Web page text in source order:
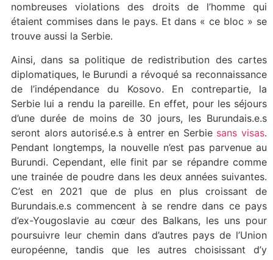
nombreuses violations des droits de l’homme qui
étaient commises dans le pays. Et dans « ce bloc » se
trouve aussi la Serbie.
Ainsi, dans sa politique de redistribution des cartes
diplomatiques, le Burundi a révoqué sa reconnaissance
de l’indépendance du Kosovo. En contrepartie, la
Serbie lui a rendu la pareille. En effet, pour les séjours
d’une durée de moins de 30 jours, les Burundais.e.s
seront alors autorisé.e.s à entrer en Serbie sans visas.
Pendant longtemps, la nouvelle n’est pas parvenue au
Burundi. Cependant, elle finit par se répandre comme
une trainée de poudre dans les deux années suivantes.
C’est en 2021 que de plus en plus croissant de
Burundais.e.s commencent à se rendre dans ce pays
d’ex-Yougoslavie au cœur des Balkans, les uns pour
poursuivre leur chemin dans d’autres pays de l’Union
européenne, tandis que les autres choisissant d’y